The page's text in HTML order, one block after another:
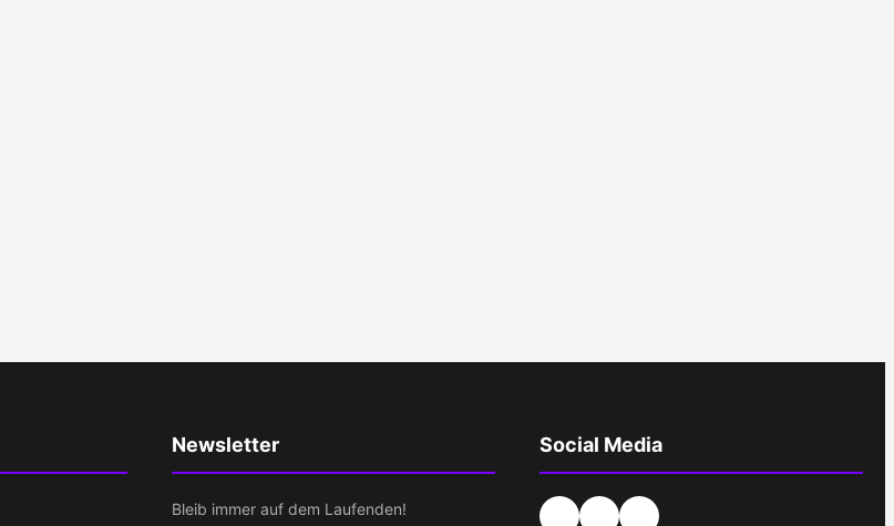
Newsletter
Bleib immer auf dem Laufenden!
Social Media